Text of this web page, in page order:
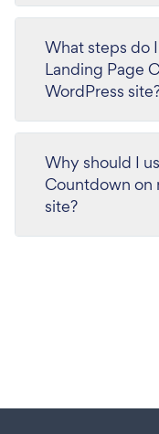
What steps do
Landing Page
WordPress
Why should I
Countdown on
site?